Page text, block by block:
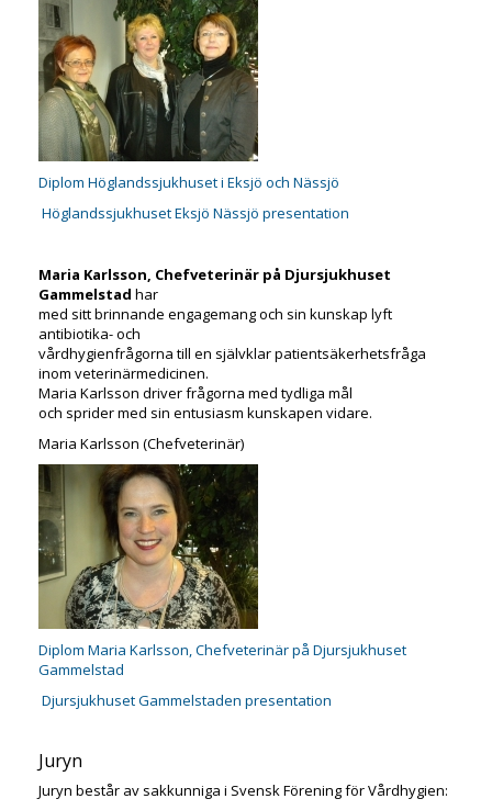
Diplom Höglandssjukhuset i Eksjö och Nässjö
Höglandssjukhuset Eksjö Nässjö presentation
Maria Karlsson, Chefveterinär på Djursjukhuset
Gammelstad har
med sitt brinnande engagemang och sin kunskap lyft
antibiotika- och
vårdhygienfrågorna till en självklar patientsäkerhetsfråga
inom veterinärmedicinen.
Maria Karlsson driver frågorna med tydliga mål
och sprider med sin entusiasm kunskapen vidare.
Maria Karlsson (Chefveterinär)
Diplom Maria Karlsson, Chefveterinär på Djursjukhuset
Gammelstad
Djursjukhuset Gammelstaden presentation
Juryn
Juryn består av sakkunniga i Svensk Förening för Vårdhygien: